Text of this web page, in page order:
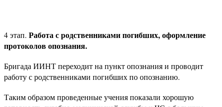
4 этап. Работа с родственниками погибших, оформление
протоколов опознания.
Бригада ИИНТ переходит на пункт опознания и проводит
работу с родственниками погибших по опознанию.
Таким образом проведенные учения показали хорошую